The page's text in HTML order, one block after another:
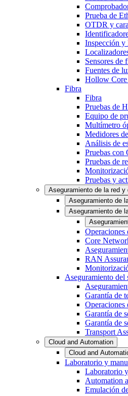
Prueba de
OTDR y
Inspección y
Sensores de
Fuentes de
Hollow
Fibra
Fibra
Pruebas de
Equipo de
Multímetro
Medidores
Análisis de
Pruebas con
Pruebas de
Pruebas y
Aseguramiento de la red y
Aseguramiento de
Aseguramiento de
Core
RAN
Aseguramiento del
Garantía de
Garantía de
Garantía de
Transport
Cloud and Automation
Cloud and
Laboratorio y
Laboratorio
Automation
Emulación